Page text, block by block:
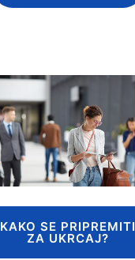
KAKO SE PRIPREMITI
ZA UKRCAJ?